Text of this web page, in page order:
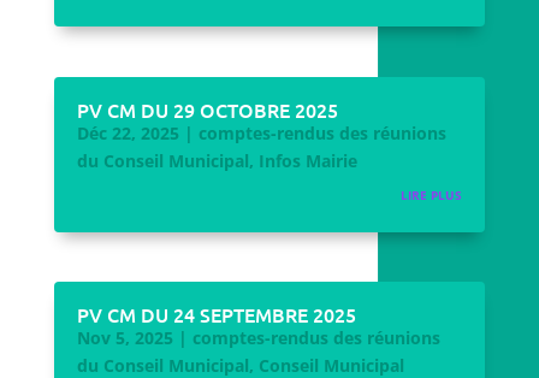
PV CM DU 29 OCTOBRE 2025
Déc 22, 2025 | comptes-rendus des réunions
du Conseil Municipal, Infos Mairie
LIRE PLUS
PV CM DU 24 SEPTEMBRE 2025
Nov 5, 2025 | comptes-rendus des réunions
du Conseil Municipal, Conseil Municipal